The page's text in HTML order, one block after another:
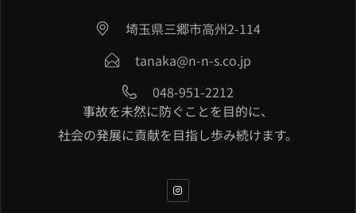
埼玉県三郷市高州2-114
tanaka@n-n-s.co.jp
048-951-2212
事故を未然に防ぐことを目的に、
社会の発展に貢献を目指し歩み続けます。